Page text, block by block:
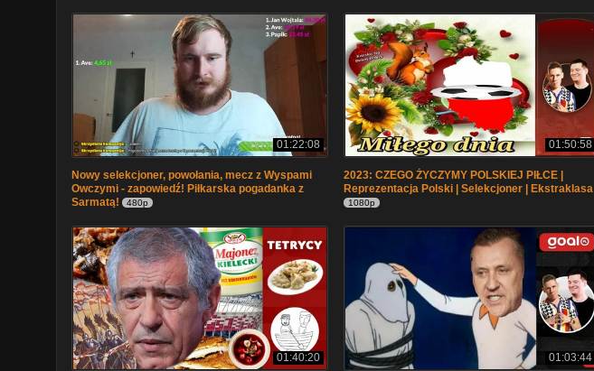
01:22:08
Nowy selekcjoner, powołania, mecz z Wyspami
Owczymi - zapowiedź! Piłkarska pogadanka z
Sarmatą!
480p
01:50:58
2023: CZEGO ŻYCZYMY POLSKIEJ PIŁCE |
Reprezentacja Polski | Selekcjoner | Ekstraklasa
1080p
01:40:20 01:03:44